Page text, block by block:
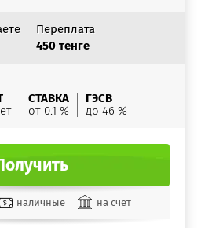
Переплата
450 тенге
СТАВКА
от 0.1 %
ГЭСВ
до 46 %
наличные на счет